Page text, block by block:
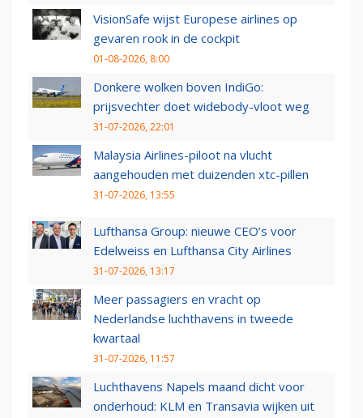
VisionSafe wijst Europese airlines op
gevaren rook in de cockpit
01-08-2026, 8:00
Donkere wolken boven IndiGo:
prijsvechter doet widebody-vloot weg
31-07-2026, 22:01
Malaysia Airlines-piloot na vlucht
aangehouden met duizenden xtc-pillen
31-07-2026, 13:55
Lufthansa Group: nieuwe CEO’s voor
Edelweiss en Lufthansa City Airlines
31-07-2026, 13:17
Meer passagiers en vracht op
Nederlandse luchthavens in tweede
kwartaal
31-07-2026, 11:57
Luchthavens Napels maand dicht voor
onderhoud: KLM en Transavia wijken uit